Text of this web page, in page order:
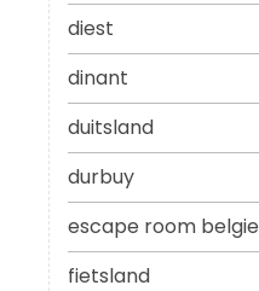
diest
dinant
duitsland
durbuy
escape room belgie
fietsland